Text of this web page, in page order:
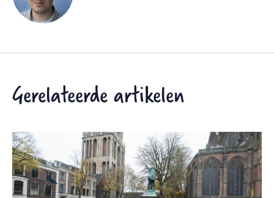
Gerelateerde artikelen